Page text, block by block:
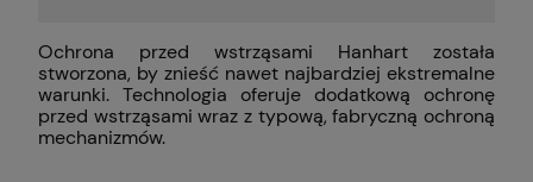
Ochrona przed wstrząsami Hanhart została
stworzona, by znieść nawet najbardziej ekstremalne
warunki. Technologia oferuje dodatkową ochronę
przed wstrząsami wraz z typową, fabryczną ochroną
mechanizmów.